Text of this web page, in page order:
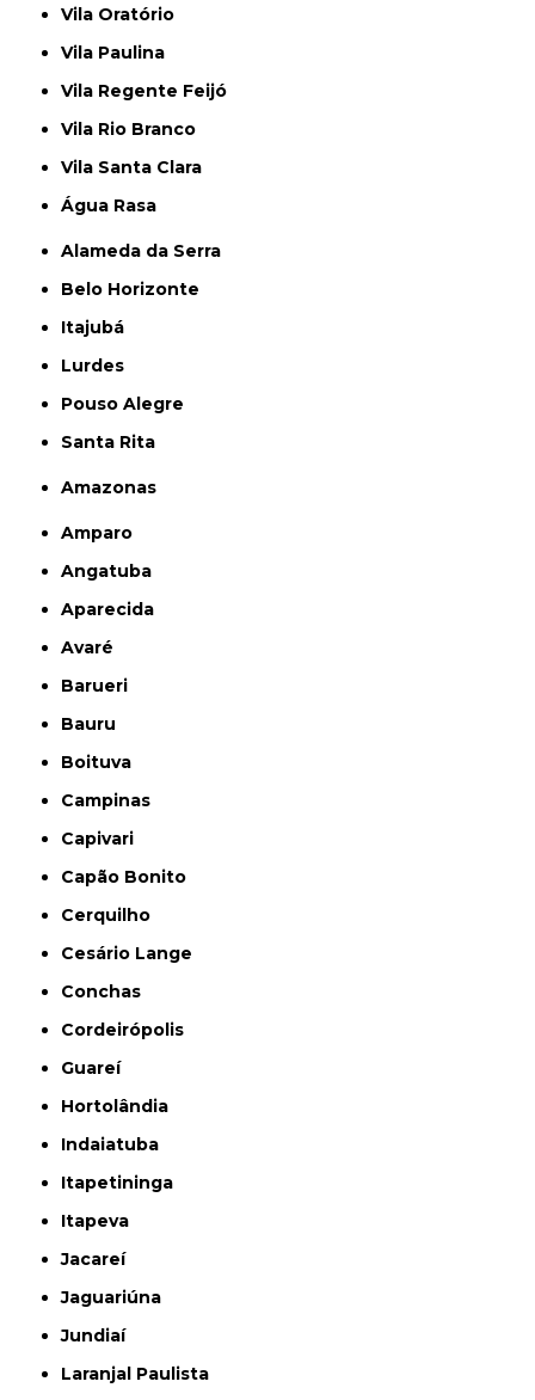
Vila Oratório
Vila Paulina
Vila Regente Feijó
Vila Rio Branco
Vila Santa Clara
Água Rasa
Alameda da Serra
Belo Horizonte
Itajubá
Lurdes
Pouso Alegre
Santa Rita
Amazonas
Amparo
Angatuba
Aparecida
Avaré
Barueri
Bauru
Boituva
Campinas
Capivari
Capão Bonito
Cerquilho
Cesário Lange
Conchas
Cordeirópolis
Guareí
Hortolândia
Indaiatuba
Itapetininga
Itapeva
Jacareí
Jaguariúna
Jundiaí
Laranjal Paulista